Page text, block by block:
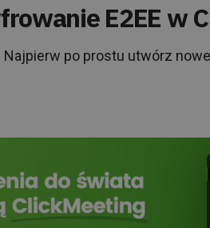
E2EE w
Najpierw po prostu utwórz